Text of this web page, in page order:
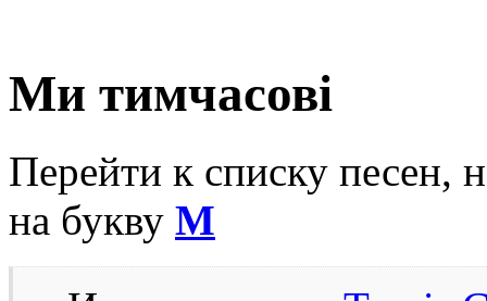
Ми тимчасові
Перейти к списку песен,
на букву М